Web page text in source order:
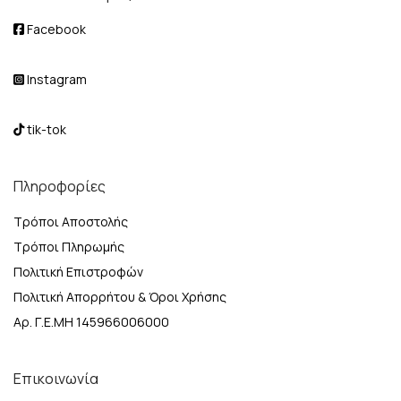
Facebook
Instagram
tik-tok
Πληροφορίες
Τρόποι Αποστολής
Τρόποι Πληρωμής
Πολιτική Επιστροφών
Πολιτική Απορρήτου & Όροι Χρήσης
Αρ. Γ.Ε.ΜΗ 145966006000
Επικοινωνία